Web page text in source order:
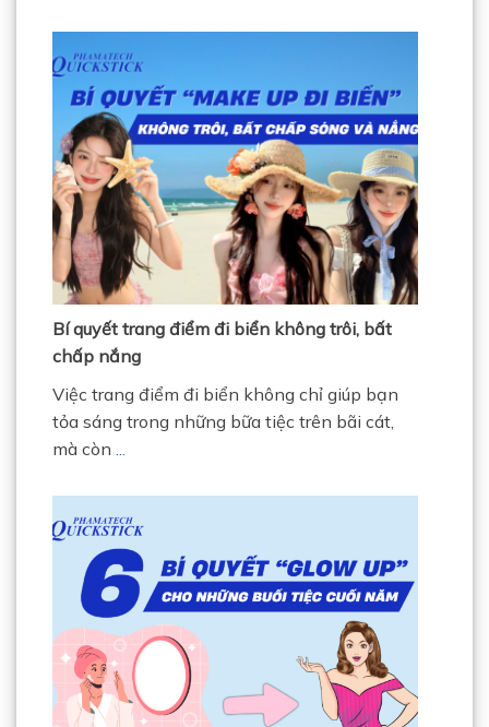
Bí quyết trang điểm đi biển không trôi, bất
chấp nắng
Việc trang điểm đi biển không chỉ giúp bạn
tỏa sáng trong những bữa tiệc trên bãi cát,
mà còn